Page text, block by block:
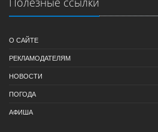
О САЙТЕ
РЕКЛАМОДАТЕЛЯМ
НОВОСТИ
ПОГОДА
АФИША